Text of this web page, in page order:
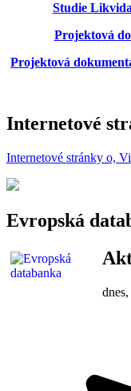
Studie
Projektová
Projektová
Internetové
Internetové stránky o,
Evropská